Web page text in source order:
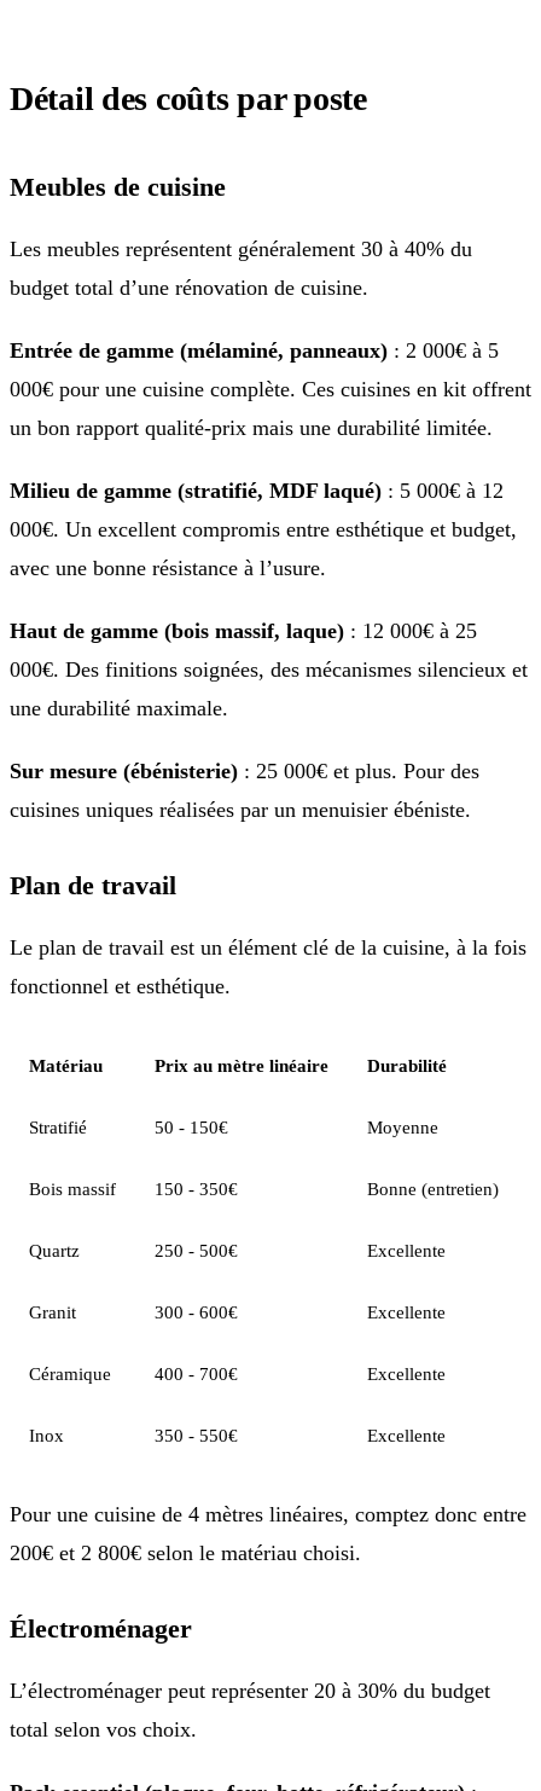
Détail des coûts par poste
Meubles de cuisine
Les meubles représentent généralement 30 à 40% du
budget total d’une rénovation de cuisine.
Entrée de gamme (mélaminé, panneaux) : 2 000€ à 5
000€ pour une cuisine complète. Ces cuisines en kit offrent
un bon rapport qualité-prix mais une durabilité limitée.
Milieu de gamme (stratifié, MDF laqué) : 5 000€ à 12
000€. Un excellent compromis entre esthétique et budget,
avec une bonne résistance à l’usure.
Haut de gamme (bois massif, laque) : 12 000€ à 25
000€. Des finitions soignées, des mécanismes silencieux et
une durabilité maximale.
Sur mesure (ébénisterie) : 25 000€ et plus. Pour des
cuisines uniques réalisées par un menuisier ébéniste.
Plan de travail
Le plan de travail est un élément clé de la cuisine, à la fois
fonctionnel et esthétique.
Matériau Prix au mètre linéaire Durabilité
Stratifié 50 - 150€ Moyenne
Bois massif 150 - 350€ Bonne (entretien)
Quartz 250 - 500€ Excellente
Granit 300 - 600€ Excellente
Céramique 400 - 700€ Excellente
Inox 350 - 550€ Excellente
Pour une cuisine de 4 mètres linéaires, comptez donc entre
200€ et 2 800€ selon le matériau choisi.
Électroménager
L’électroménager peut représenter 20 à 30% du budget
total selon vos choix.